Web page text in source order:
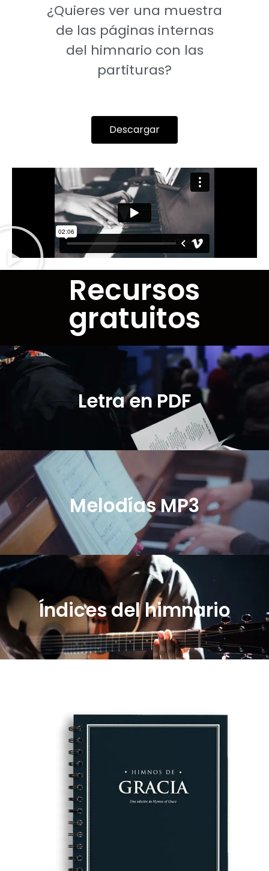
¿Quieres ver una muestra
de las páginas internas
del himnario con las
partituras?
Descargar
Recursos
gratuitos
Letra en PDF
Melodías MP3
Índices del himnario